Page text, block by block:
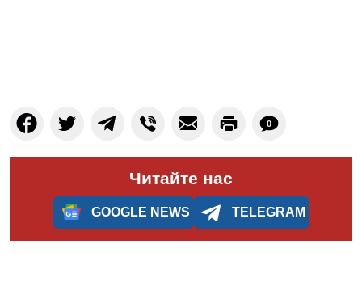
0
Читайте нас
GOOGLE NEWS TELEGRAM